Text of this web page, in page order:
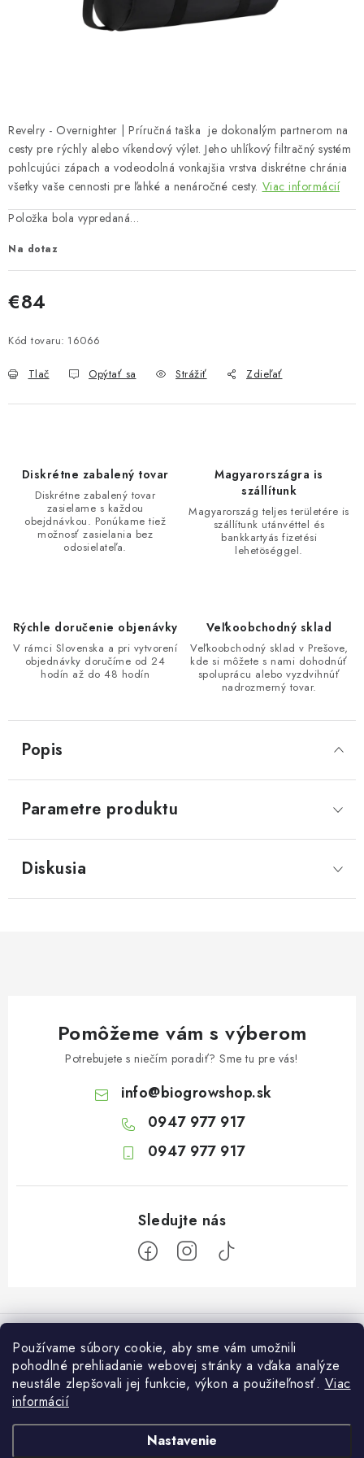
Používame súbory cookie, aby sme vám umožnili
pohodlné prehliadanie webovej stránky a vďaka analýze
neustále zlepšovali jej funkcie, výkon a použiteľnosť. Viac
informácií
Nastavenie
Bankové údaje
Veľkoobchod
Revelry - Overnighter | Príručná taška je dokonalým partnerom na
cesty pre rýchly alebo víkendový výlet. Jeho uhlíkový filtračný systém
pohlcujúci zápach a vodeodolná vonkajšia vrstva diskrétne chránia
všetky vaše cennosti pre ľahké a nenáročné cesty. Viac informácií
Položka bola vypredaná…
Na dotaz
€84
Kód tovaru: 16066
Tlač Opýtať sa Strážiť Zdieľať
Diskrétne zabalený tovar
Diskrétne zabalený tovar
zasielame s každou
obejdnávkou. Ponúkame tiež
možnosť zasielania bez
odosielateľa.
Magyarországra is
szállítunk
Magyarország teljes területére is
szállítunk utánvéttel és
bankkartyás fizetési
lehetöséggel.
Rýchle doručenie objenávky
V rámci Slovenska a pri vytvorení
objednávky doručíme od 24
hodín až do 48 hodín
Veľkoobchodný sklad
Veľkoobchodný sklad v Prešove,
kde si môžete s nami dohodnúť
spoluprácu alebo vyzdvihnúť
nadrozmerný tovar.
Popis
Parametre produktu
Diskusia
Pomôžeme vám s výberom
Potrebujete s niečím poradiť? Sme tu pre vás!
info@biogrowshop.sk
0947 977 917
0947 977 917
á
O nás
Platba a dodanie
Podmienky ochrany osobných údajov
Otvaracie hodiny veľkosklad
Pondelok: 7:30 – 16:00
Utorok: 7:30 – 16:00